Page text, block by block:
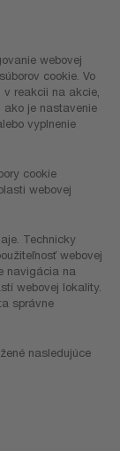
webovej
cookie. Vo
reakcii na akcie,
ako je nastavenie
vyplnenie
cookie
webovej
Technicky
webovej
navigácia na
webovej lokality.
správne
nasledujúce